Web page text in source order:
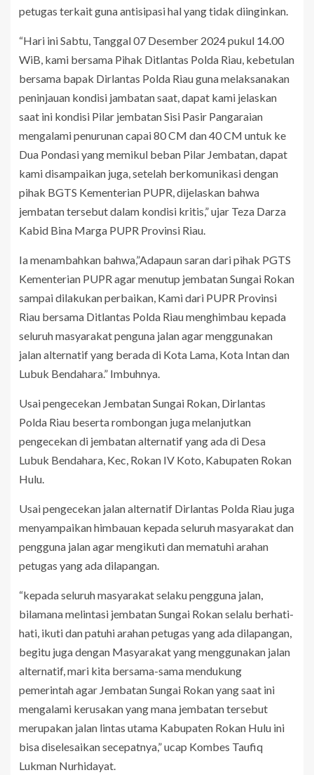
petugas terkait guna antisipasi hal yang tidak diinginkan.
“Hari ini Sabtu, Tanggal 07 Desember 2024 pukul 14.00
WiB, kami bersama Pihak Ditlantas Polda Riau, kebetulan
bersama bapak Dirlantas Polda Riau guna melaksanakan
peninjauan kondisi jambatan saat, dapat kami jelaskan
saat ini kondisi Pilar jembatan Sisi Pasir Pangaraian
mengalami penurunan capai 80 CM dan 40 CM untuk ke
Dua Pondasi yang memikul beban Pilar Jembatan, dapat
kami disampaikan juga, setelah berkomunikasi dengan
pihak BGTS Kementerian PUPR, dijelaskan bahwa
jembatan tersebut dalam kondisi kritis,” ujar Teza Darza
Kabid Bina Marga PUPR Provinsi Riau.
Ia menambahkan bahwa,”Adapaun saran dari pihak PGTS
Kementerian PUPR agar menutup jembatan Sungai Rokan
sampai dilakukan perbaikan, Kami dari PUPR Provinsi
Riau bersama Ditlantas Polda Riau menghimbau kepada
seluruh masyarakat penguna jalan agar menggunakan
jalan alternatif yang berada di Kota Lama, Kota Intan dan
Lubuk Bendahara.” Imbuhnya.
Usai pengecekan Jembatan Sungai Rokan, Dirlantas
Polda Riau beserta rombongan juga melanjutkan
pengecekan di jembatan alternatif yang ada di Desa
Lubuk Bendahara, Kec, Rokan IV Koto, Kabupaten Rokan
Hulu.
Usai pengecekan jalan alternatif Dirlantas Polda Riau juga
menyampaikan himbauan kepada seluruh masyarakat dan
pengguna jalan agar mengikuti dan mematuhi arahan
petugas yang ada dilapangan.
“kepada seluruh masyarakat selaku pengguna jalan,
bilamana melintasi jembatan Sungai Rokan selalu berhati-
hati, ikuti dan patuhi arahan petugas yang ada dilapangan,
begitu juga dengan Masyarakat yang menggunakan jalan
alternatif, mari kita bersama-sama mendukung
pemerintah agar Jembatan Sungai Rokan yang saat ini
mengalami kerusakan yang mana jembatan tersebut
merupakan jalan lintas utama Kabupaten Rokan Hulu ini
bisa diselesaikan secepatnya,” ucap Kombes Taufiq
Lukman Nurhidayat.